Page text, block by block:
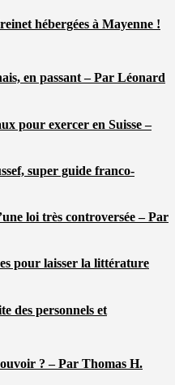
hébergées à Mayenne !
en passant – Par Léonard
pour exercer en Suisse –
super guide franco-
loi très controversée – Par
pour laisser la littérature
des personnels et
? – Par Thomas H.